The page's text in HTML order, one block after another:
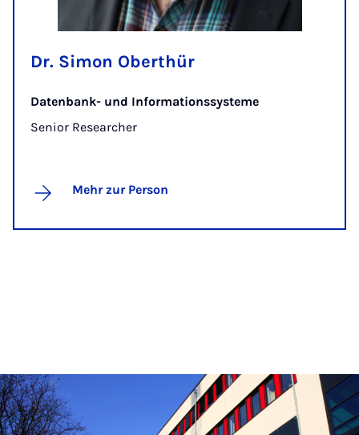
Dr. Simon Oberthür
Datenbank- und Informationssysteme
Senior Researcher
Mehr zur Person